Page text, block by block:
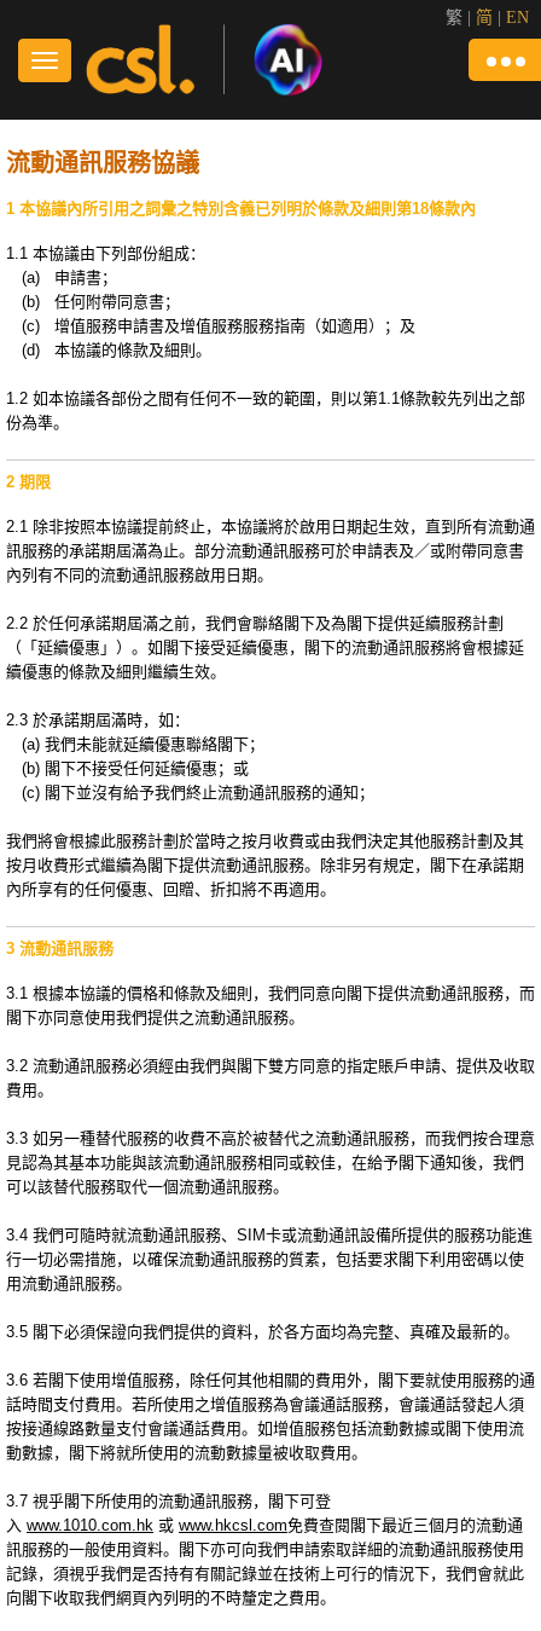
繁 简 EN
流動通訊服務協議
1 本協議內所引用之詞彙之特別含義已列明於條款及細則第18條款內
1.1 本協議由下列部份組成：
(a) 申請書；
(b) 任何附帶同意書；
(c) 增值服務申請書及增值服務服務指南（如適用）；及
(d) 本協議的條款及細則。
1.2 如本協議各部份之間有任何不一致的範圍，則以第1.1條款較先列出之部
份為準。
2 期限
2.1 除非按照本協議提前終止，本協議將於啟用日期起生效，直到所有流動通
訊服務的承諾期屆滿為止。部分流動通訊服務可於申請表及／或附帶同意書
內列有不同的流動通訊服務啟用日期。
2.2 於任何承諾期屆滿之前，我們會聯絡閣下及為閣下提供延續服務計劃
（「延續優惠」）。如閣下接受延續優惠，閣下的流動通訊服務將會根據延
續優惠的條款及細則繼續生效。
2.3 於承諾期屆滿時，如：
(a) 我們未能就延續優惠聯絡閣下；
(b) 閣下不接受任何延續優惠；或
(c) 閣下並沒有給予我們終止流動通訊服務的通知；
我們將會根據此服務計劃於當時之按月收費或由我們決定其他服務計劃及其
按月收費形式繼續為閣下提供流動通訊服務。除非另有規定，閣下在承諾期
內所享有的任何優惠、回贈、折扣將不再適用。
3 流動通訊服務
3.1 根據本協議的價格和條款及細則，我們同意向閣下提供流動通訊服務，而
閣下亦同意使用我們提供之流動通訊服務。
3.2 流動通訊服務必須經由我們與閣下雙方同意的指定賬戶申請、提供及收取
費用。
3.3 如另一種替代服務的收費不高於被替代之流動通訊服務，而我們按合理意
見認為其基本功能與該流動通訊服務相同或較佳，在給予閣下通知後，我們
可以該替代服務取代一個流動通訊服務。
3.4 我們可隨時就流動通訊服務、SIM卡或流動通訊設備所提供的服務功能進
行一切必需措施，以確保流動通訊服務的質素，包括要求閣下利用密碼以使
用流動通訊服務。
3.5 閣下必須保證向我們提供的資料，於各方面均為完整、真確及最新的。
3.6 若閣下使用增值服務，除任何其他相關的費用外，閣下要就使用服務的通
話時間支付費用。若所使用之增值服務為會議通話服務，會議通話發起人須
按接通線路數量支付會議通話費用。如增值服務包括流動數據或閣下使用流
動數據，閣下將就所使用的流動數據量被收取費用。
3.7 視乎閣下所使用的流動通訊服務，閣下可登
入 www.1010.com.hk 或 www.hkcsl.com免費查閱閣下最近三個月的流動通
訊服務的一般使用資料。閣下亦可向我們申請索取詳細的流動通訊服務使用
記錄，須視乎我們是否持有有關記錄並在技術上可行的情況下，我們會就此
向閣下收取我們網頁內列明的不時釐定之費用。